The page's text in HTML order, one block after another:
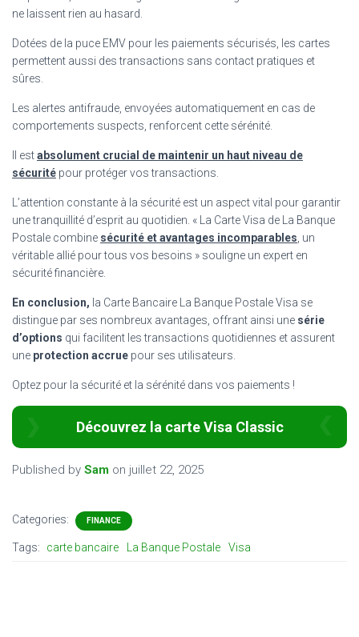
ne laissent rien au hasard.
Dotées de la puce EMV pour les paiements sécurisés, les cartes
permettent aussi des transactions sans contact pratiques et
sûres.
Les alertes antifraude, envoyées automatiquement en cas de
comportements suspects, renforcent cette sérénité.
Il estabsolument crucial de maintenir un haut niveau de
sécurité pour protéger vos transactions.
L’attention constante à la sécurité est un aspect vital pour garantir
une tranquillité d’esprit au quotidien. « La Carte Visa de La Banque
Postale combine sécurité et avantages incomparables , un
véritable allié pour tous vos besoins » souligne un expert en
sécurité financière.
En conclusion, la Carte Bancaire La Banque Postale Visa se
distingue par ses nombreux avantages, offrant ainsi une série
d’options qui facilitent les transactions quotidiennes et assurent
une protection accrue pour ses utilisateurs.
Optez pour la sécurité et la sérénité dans vos paiements !
Découvrez la carte Visa Classic
Published by Sam on juillet 22, 2025
Categories: FINANCE
Tags: carte bancaire La Banque Postale Visa